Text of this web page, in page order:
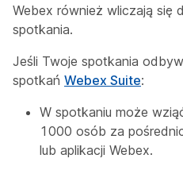
Webex również wliczają się
spotkania.
Jeśli Twoje spotkania
spotkań Webex Suite:
W spotkaniu może
1000 osób za
lub aplikacji Webex.